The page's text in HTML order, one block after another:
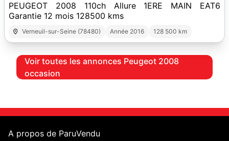
PEUGEOT 2008 110ch Allure 1ERE MAIN EAT6
Garantie 12 mois 128500 kms
Verneuil-sur-Seine (78480) Année 2016 128 500 km
Voir toutes les annonces Peugeot 2008
occasion
A propos de ParuVendu